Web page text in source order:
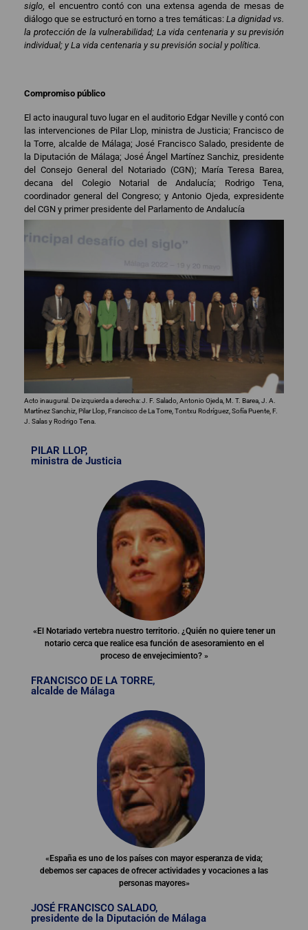
siglo, el encuentro contó con una extensa agenda de mesas de
diálogo que se estructuró en torno a tres temáticas: La dignidad vs.
la protección de la vulnerabilidad; La vida centenaria y su previsión
individual; y La vida centenaria y su previsión social y política.
Compromiso público
El acto inaugural tuvo lugar en el auditorio Edgar Neville y contó con
las intervenciones de Pilar Llop, ministra de Justicia; Francisco de
la Torre, alcalde de Málaga; José Francisco Salado, presidente de
la Diputación de Málaga; José Ángel Martínez Sanchiz, presidente
del Consejo General del Notariado (CGN); María Teresa Barea,
decana del Colegio Notarial de Andalucía; Rodrigo Tena,
coordinador general del Congreso; y Antonio Ojeda, expresidente
del CGN y primer presidente del Parlamento de Andalucía
Acto inaugural. De izquierda a derecha: J. F. Salado, Antonio Ojeda, M. T. Barea, J. A.
Martínez Sanchiz, Pilar Llop, Francisco de La Torre, Tontxu Rodríguez, Sofía Puente, F.
J. Salas y Rodrigo Tena.
PILAR LLOP,
ministra de Justicia
«El Notariado vertebra nuestro territorio. ¿Quién no quiere tener un
notario cerca que realice esa función de asesoramiento en el
proceso de envejecimiento? »
FRANCISCO DE LA TORRE,
alcalde de Málaga
«España es uno de los países con mayor esperanza de vida;
debemos ser capaces de ofrecer actividades y vocaciones a las
personas mayores»
JOSÉ FRANCISCO SALADO,
presidente de la Diputación de Málaga